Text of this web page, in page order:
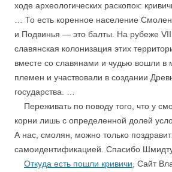
ходе археологических раскопок:
… То есть коренное население
и Подвинья — это балты. На рубеже
славянская колонизация этих
вместе со славянами и чудью вошли
племен и участвовали в создании
государства. …
Переживать по поводу того, что у
корни лишь с определенной долей
А нас, смолян, можно только
самоидентификацией. Спасибо
Откуда есть пошли кривичи , Сайт